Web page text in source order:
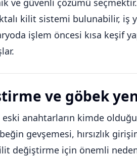
ve güvenli çözümü seçmektir.
kilit sistemi bulunabilir, iş
işlem öncesi kısa keşif
ve göbek
eski anahtarların kimde
gevşemesi, hırsızlık
kilit değiştirme için önemli